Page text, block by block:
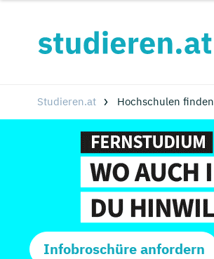
Studieren.at Hochschulen finden
Infobroschüre anfordern